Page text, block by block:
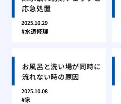
応急処置
2025.10.29
水道修理
お風呂と洗い場が同時に
流れない時の原因
2025.10.08
家